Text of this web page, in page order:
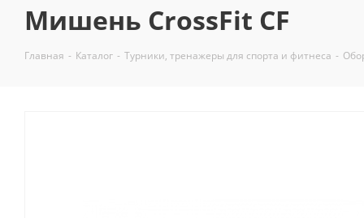
Мишень CrossFit CF
Главная - Каталог - Турники, тренажеры для спорта и фитнеса -